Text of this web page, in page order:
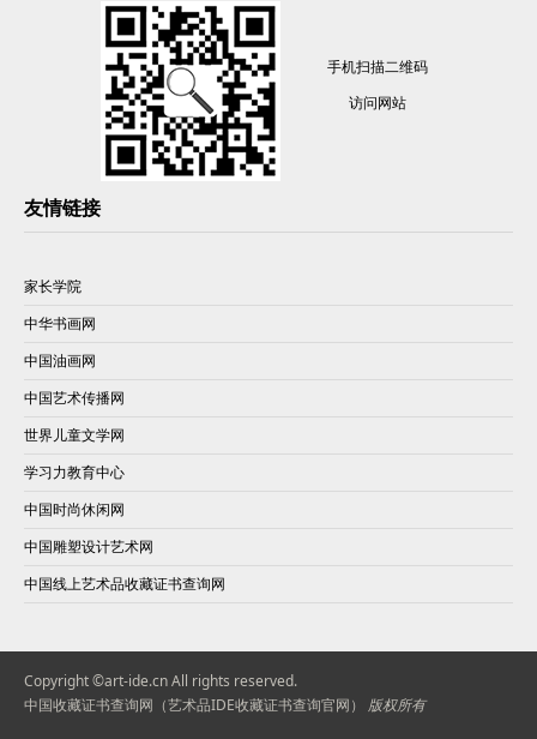
手机扫描二维码
访问网站
友情链接
家长学院
中华书画网
中国油画网
中国艺术传播网
世界儿童文学网
学习力教育中心
中国时尚休闲网
中国雕塑设计艺术网
中国线上艺术品收藏证书查询网
Copyright ©art-ide.cn All rights reserved.
中国收藏证书查询网（艺术品IDE收藏证书查询官网）
版权所有